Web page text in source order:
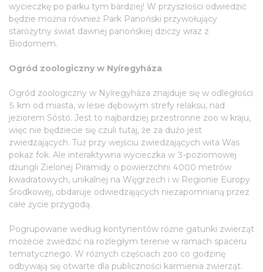
wycieczkę po parku tym bardziej! W przyszłości odwiedzić
będzie można również Park Panoński przywołujący
starożytny świat dawnej panońskiej dziczy wraz z
Biodomem.
Ogród zoologiczny w Nyíregyháza
Ogród zoologiczny w Nyíregyháza znajduje się w odległości
5 km od miasta, w lesie dębowym strefy relaksu, nad
jeziorem Sóstó. Jest to najbardziej przestronne zoo w kraju,
więc nie będziecie się czuli tutaj, że za dużo jest
zwiedzających. Tuż przy wejściu zwiedzających wita Was
pokaz fok. Ale interaktywna wycieczka w 3-poziomowej
dżungli Zielonej Piramidy o powierzchni 4000 metrów
kwadratowych, unikalnej na Węgrzech i w Regionie Europy
Środkowej, obdaruje odwiedzających niezapomnianą przez
całe życie przygodą.
Pogrupowane według kontynentów różne gatunki zwierząt
możecie zwiedzić na rozległym terenie w ramach spaceru
tematycznego. W różnych częściach zoo co godzinę
odbywają się otwarte dla publiczności karmienia zwierząt.